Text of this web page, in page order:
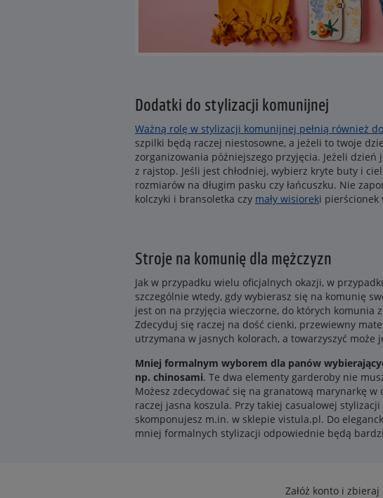
Dodatki do stylizacji komunijnej
Ważną rolę w stylizacji komunijnej pełnią również
szpilki będą raczej niestosowne, a jeżeli to twoje
zorganizowania późniejszego przyjęcia. Jeżeli dzień
z rajstop. Jeśli jest chłodniej, wybierz kryte buty i
rozmiarów na długim pasku czy łańcuszku. Nie
kolczyki i bransoletka czy mały wisioreki pierścionek
Stroje na komunię dla mężczyzn
Jak w przypadku wielu oficjalnych okazji, w
szczególnie wtedy, gdy wybierasz się na komunię
jest on na przyjęcia wieczorne, do których komunia
Zdecyduj się raczej na dość cienki, przewiewny
utrzymana w jasnych kolorach, a towarzyszyć może
Mniej formalnym wyborem dla panów
np. chinosami. Te dwa elementy garderoby nie
Możesz zdecydować się na granatową marynarkę
raczej jasna koszula. Przy takiej casualowej
skomponujesz m.in. w sklepie vistula.pl. Do
mniej formalnych stylizacji odpowiednie będą
Załóż konto i